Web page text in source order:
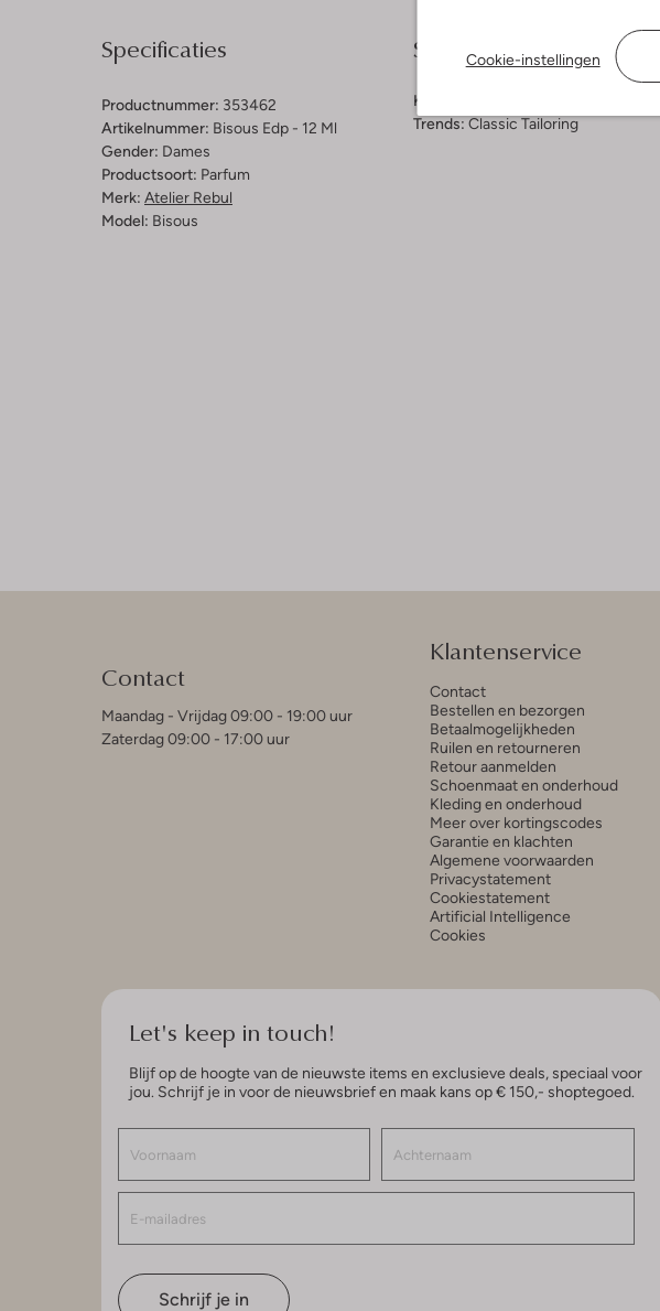
Cookie-instellingen
Specificaties
Productnummer: 353462
Artikelnummer: Bisous Edp - 12 Ml
Gender: Dames
Productsoort: Parfum
Merk: Atelier Rebul
Model: Bisous
Samenstelling & Pasvorm
Kleur:
Trends: Classic Tailoring
Contact
Maandag - Vrijdag 09:00 - 19:00 uur
Zaterdag 09:00 - 17:00 uur
Klantenservice
Contact
Bestellen en bezorgen
Betaalmogelijkheden
Ruilen en retourneren
Retour aanmelden
Schoenmaat en onderhoud
Kleding en onderhoud
Meer over kortingscodes
Garantie en klachten
Algemene voorwaarden
Privacystatement
Cookiestatement
Artificial Intelligence
Cookies
Let's keep in touch!
Blijf op de hoogte van de nieuwste items en exclusieve deals, speciaal voor
jou. Schrijf je in voor de nieuwsbrief en maak kans op € 150,- shoptegoed.
Schrijf je in